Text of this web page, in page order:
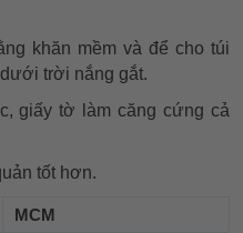
khăn mềm và để cho túi
trời nắng gắt.
giấy tờ làm căng cứng cả
tốt hơn.
MCM